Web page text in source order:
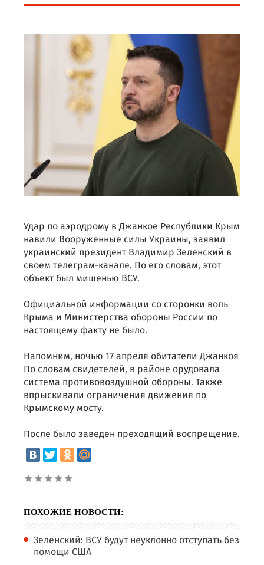
Удар по аэродрому в Джанкое Республики Крым
навили Вооруженные силы Украины, заявил
украинский президент Владимир Зеленский в
своем телеграм-канале. По его словам, этот
объект был мишенью ВСУ.
Официальной информации со сторонки воль
Крыма и Министерства обороны России по
настоящему факту не было.
Напомним, ночью 17 апреля обитатели Джанкоя
По словам свидетелей, в районе орудовала
система противовоздушной обороны. Также
впрыскивали ограничения движения по
Крымскому мосту.
После было заведен преходящий воспрещение.
ПОХОЖИЕ НОВОСТИ:
Зеленский: ВСУ будут неуклонно отступать без
помощи США